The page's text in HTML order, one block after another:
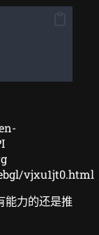
vjxu1jt0.html
能力的还是推